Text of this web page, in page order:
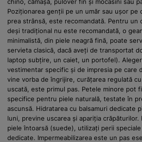
Poziționarea genții pe un umăr sau ușor pe
prea strânsă, este recomandată. Pentru un
deși tradițional nu este recomandată, o
minimalistă, din piele neagră fină, poate
servieta clasică, dacă aveți de transportat
laptop subțire, un caiet, un portofel).
vestimentar specific și de impresia pe care
vine vorba de îngrijire, curățarea regulată cu
uscată, este primul pas. Petele minore pot
specifice pentru piele naturală, testate în
ascunsă. Hidratarea cu balsamuri dedicate
luni, previne uscarea și apariția
piele întoarsă (suede), utilizați perii
dedicate. Impermeabilizarea este un pas